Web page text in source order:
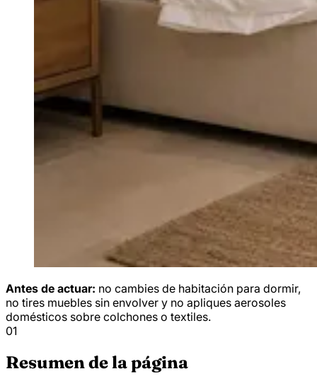
Antes de actuar: no cambies de habitación para dormir,
no tires muebles sin envolver y no apliques aerosoles
domésticos sobre colchones o textiles.
01
Resumen de la página